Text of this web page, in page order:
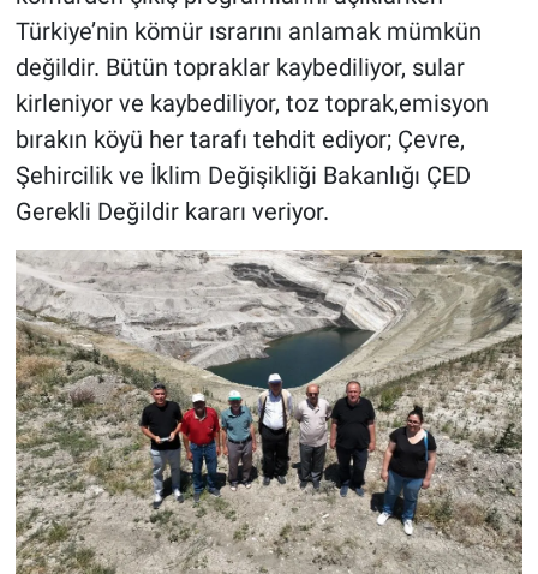
Türkiye’nin kömür ısrarını anlamak mümkün
değildir. Bütün topraklar kaybediliyor, sular
kirleniyor ve kaybediliyor, toz toprak,emisyon
bırakın köyü her tarafı tehdit ediyor; Çevre,
Şehircilik ve İklim Değişikliği Bakanlığı ÇED
Gerekli Değildir kararı veriyor.